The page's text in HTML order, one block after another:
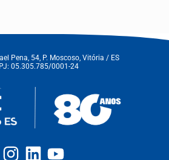
Pena, 54, P. Moscoso, Vitória / ES
05.305.785/0001-24